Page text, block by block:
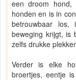
een droom hond,
honden en is in
betrouwbaar
beweging krijgt, is
zelfs drukke
Verder is elke
broertjes, eentje